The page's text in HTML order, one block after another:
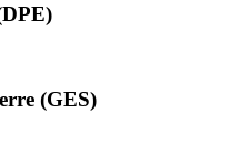
(GES)